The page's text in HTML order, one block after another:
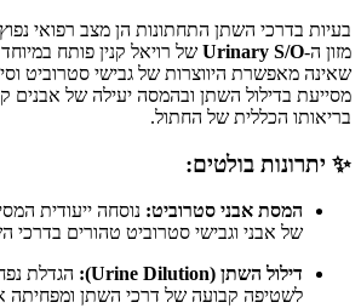
בעיות בדרכי השתן התחתונות הן מצב רפואי
מזון ה-Urinary S/O של רויאל קנין פותח
שאינה מאפשרת היווצרות של גבישי סטרוביט
מסייעת בדילול השתן ובהמסה יעילה של אבנים
בריאותו הכללית של החתול.
✨ יתרונות בולטים:
המסת אבני סטרוביט: נוסחה ייעודית
של אבני וגבישי סטרוביט טהורים בדרכי
דילול השתן (Urine Dilution):
הגדלת
לשטיפה קבועה של דרכי השתן ומפחיתה